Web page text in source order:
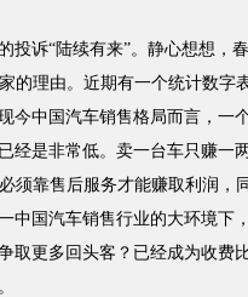
投诉“陆续有来”。静心想想，
的理由。近期有一个统计数字
今中国汽车销售格局而言，一
经是非常低。卖一台车只赚一
须靠售后服务才能赚取利润，
中国汽车销售行业的大环境下
取更多回头客？已经成为收费